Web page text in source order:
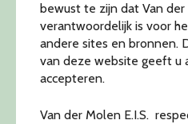
bewust te zijn dat Van der
verantwoordelijk is voor
andere sites en bronnen.
van deze website geeft u
accepteren.
Van der Molen E.I.S.